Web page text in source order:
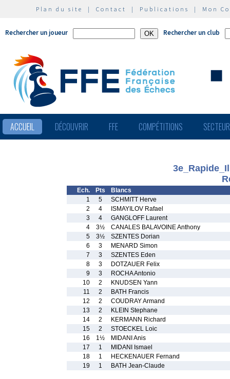
Plan du site | Contact | Publications | Mon
Rechercher un joueur Rechercher un club
ACCUEIL DÉCOUVRIR FFE COMPÉTITIONS
Ech. Pts
Blancs
1
5
SCHMITT Herve
2
4
ISMAYILOV Rafael
3
4
GANGLOFF Laurent
4
3½
CANALES BALAVOINE Anthony
5
3½
SZENTES Dorian
6
3
MENARD Simon
7
3
SZENTES Eden
8
3
DOTZAUER Felix
9
3
ROCHA Antonio
10
2
KNUDSEN Yann
11
2
BATH Francis
12
2
COUDRAY Armand
13
2
KLEIN Stephane
14
2
KERMANN Richard
15
2
STOECKEL Loic
16
1½
MIDANI Anis
17
1
MIDANI Ismael
18
1
HECKENAUER Fernand
19
1 BATH Jean-Claude